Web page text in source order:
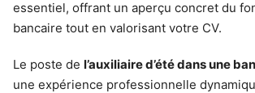
essentiel, offrant un aperçu concret du
bancaire tout en valorisant votre CV.
Le poste de l’auxiliaire d’été dans une
une expérience professionnelle